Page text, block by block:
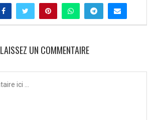
LAISSEZ UN COMMENTAIRE